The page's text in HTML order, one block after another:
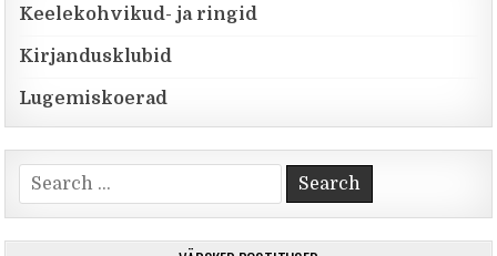
Keelekohvikud- ja ringid
Kirjandusklubid
Lugemiskoerad
Search for: